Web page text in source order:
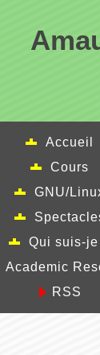
Accueil
Cours
GNU/
Qui suis-je
Academic
RSS